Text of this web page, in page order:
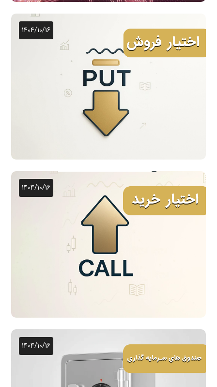
1404/10/16
1404/10/16
1404/10/16